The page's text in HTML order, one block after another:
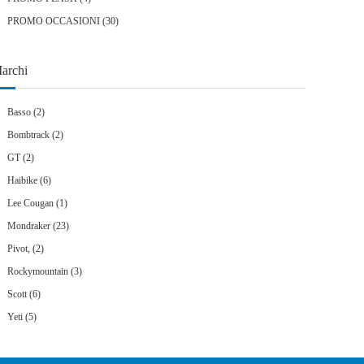
PROMO OCCASIONI 3030
Basso (2)
Bombtrack (2)
GT (2)
Haibike (6)
Lee Cougan (1)
Mondraker (23)
Pivot, (2)
Rockymountain (3)
Scott (6)
Yeti (5)